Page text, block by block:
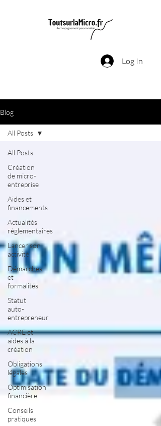
Log In
Blog
All Posts
Création
de micro-
entreprise
Aides et
financements
Actualités
réglementaires
Lancer son
activité
Démarches
et
formalités
Statut
auto-
entrepreneur
ACRE et
aides à la
création
Obligations
légales
Optimisation
financière
Conseils
pratiques
All Posts